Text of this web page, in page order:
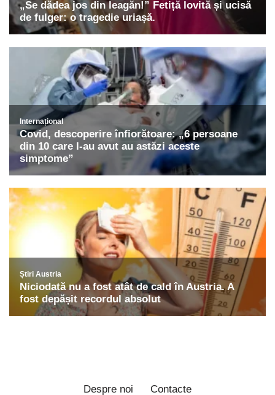
Despre noi Contacte